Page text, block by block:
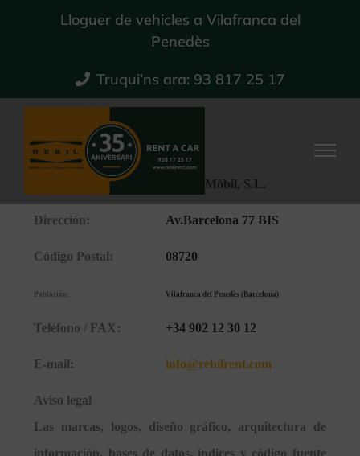
Lloguer de vehicles a Vilafranca del
Penedès
Truqui’ns ara: 93 817 25 17
Renda Mòbil, S.L.
Dirección: Av.Barcelona 77 BIS
Código Postal: 08720
Población: Vilafranca del Penedès (Barcelona)
Teléfono / FAX: +34 902 12 30 12
E-mail: info@rebilrent.com
Aviso legal
Las marcas, logos, diseño gráfico, arquitectura de
información, bases de datos, índices y código fuente